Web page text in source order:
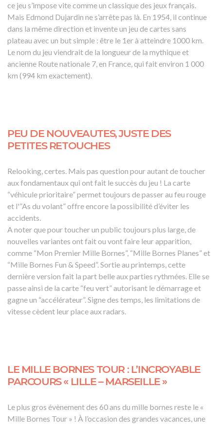
ce jeu s’impose vite comme un classique des jeux français.
Mais Edmond Dujardin ne s’arrête pas là. En 1954, il continue
dans la même direction et invente un jeu de cartes sans
plateau avec un but simple : être le 1er à atteindre 1000 km.
Le nom du jeu viendrait de la longueur de la mythique et
ancienne Route nationale 7, en France, qui fait environ 1 000
km (994 km exactement).
PEU DE NOUVEAUTES, JUSTE DES
PETITES RETOUCHES
Relooking, certes. Mais pas question pour autant de toucher
aux fondamentaux qui ont fait le succès du jeu ! La carte
“véhicule prioritaire” permet toujours de passer au feu rouge
et l'”As du volant” offre encore la possibilité d’éviter les
accidents.
A noter que pour toucher un public toujours plus large, de
nouvelles variantes ont fait ou vont faire leur apparition,
comme “Mon Premier Mille Bornes”, “Mille Bornes Planes” et
“Mille Bornes Fun & Speed”. Sortie au printemps, cette
dernière version fait la part belle aux parties rythmées. Elle se
passe ainsi de la carte “feu vert” autorisant le démarrage et
gagne un “accélérateur”. Signe des temps, les limitations de
vitesse cèdent leur place aux radars.
LE MILLE BORNES TOUR : L’INCROYABLE
PARCOURS « LILLE – MARSEILLE »
Le plus gros évènement des 60 ans du mille bornes reste le «
Mille Bornes Tour » ! À l’occasion des grandes vacances, une